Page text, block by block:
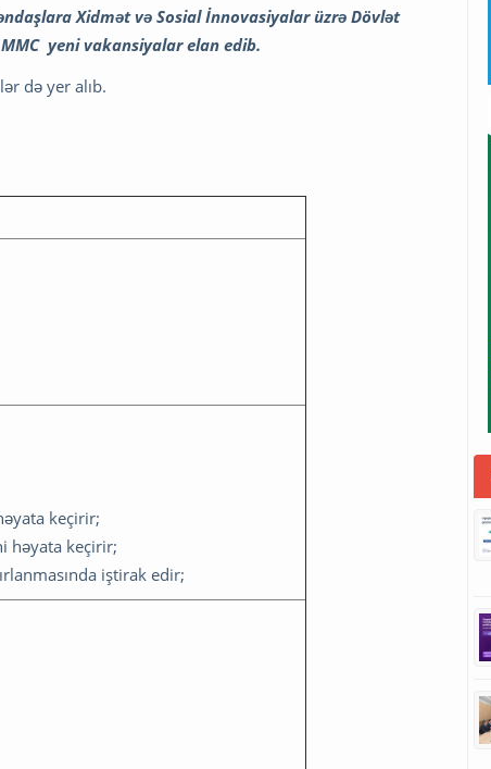
Xidmət və Sosial İnnovasiyalar üzrə Dövlət
yeni vakansiyalar elan edib.
də yer alıb.
keçirir;
həyata keçirir;
iştirak edir;